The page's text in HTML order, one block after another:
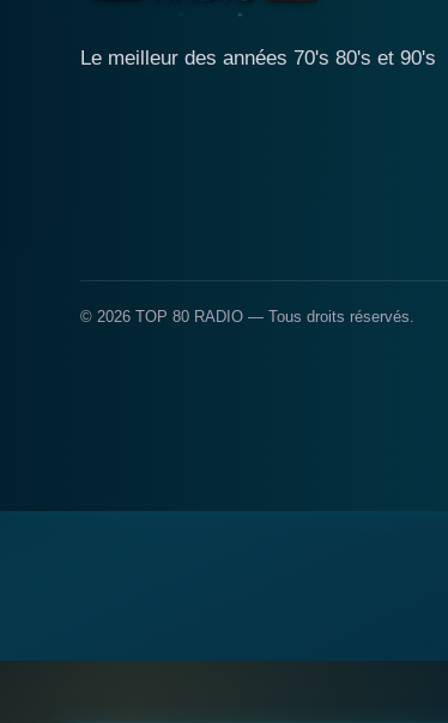
Le meilleur des années 70's 80's et 90's
© 2026 TOP 80 RADIO — Tous droits réservés.